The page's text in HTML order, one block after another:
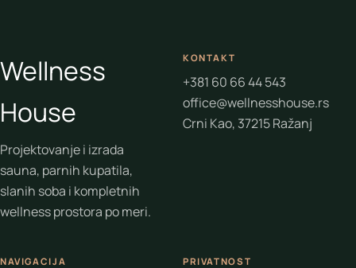
Wellness
House
Projektovanje i izrada
sauna, parnih kupatila,
slanih soba i kompletnih
wellness prostora po meri.
KONTAKT
+381 60 66 44 543
office@wellnesshouse.rs
Crni Kao, 37215 Ražanj
NAVIGACIJA PRIVATNOST